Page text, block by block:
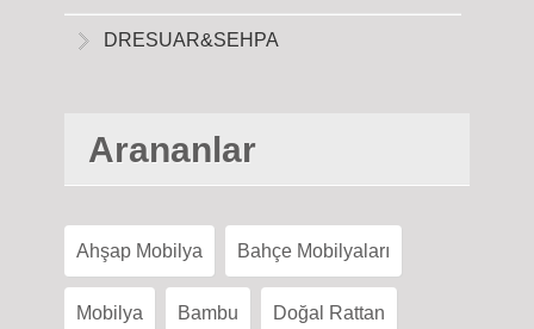
DRESUAR&SEHPA
Arananlar
Ahşap Mobilya Bahçe Mobilyaları
Mobilya Bambu Doğal Rattan